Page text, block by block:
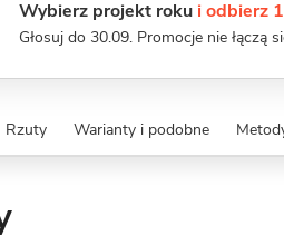
Wybierz projekt roku i odbierz
Głosuj do 30.09. Promocje nie łączą
Rzuty Warianty i podobne